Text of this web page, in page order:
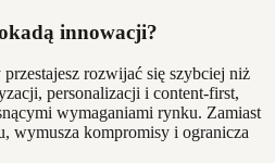
innowacji?
rozwijać się szybciej niż
personalizacji i content-first,
wymaganiami rynku. Zamiast
wymusza kompromisy i ogranicza